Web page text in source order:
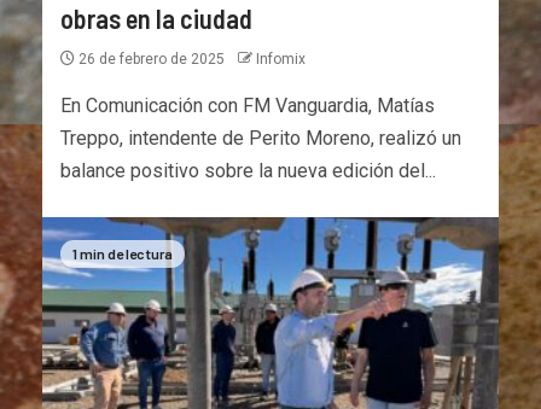
obras en la ciudad
26 de febrero de 2025 Infomix
En Comunicación con FM Vanguardia, Matías
Treppo, intendente de Perito Moreno, realizó un
balance positivo sobre la nueva edición del...
1 min de lectura